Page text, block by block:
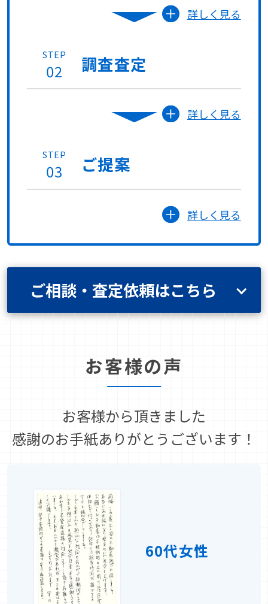
詳しく見る
STEP
02 調査査定
詳しく見る
STEP
03 ご提案
詳しく見る
ご相談・査定依頼はこちら
お客様の声
お客様から頂きました
感謝のお手紙ありがとうございます！
60代女性